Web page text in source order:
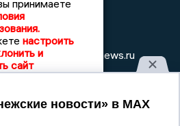
А.А.
262 77 92
info@voronezhnews.ru
серия Эл № ФС 77 - 75880 от 13
из реестра
массовой информации
по надзору в сфере связи,
принимаете
настроить
и
сайт